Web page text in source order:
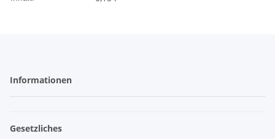
Informationen
Gesetzliches